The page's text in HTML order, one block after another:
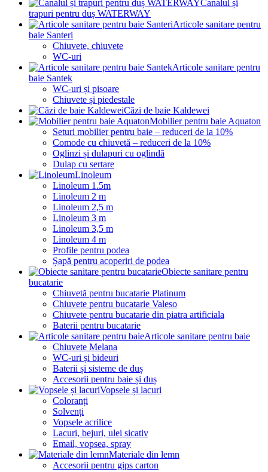
Canalul și
trapuri pentru duș WATERWAY
Articole sanitare pentru
baie Santeri
Chiuvete, chiuvete
WC-uri
Articole sanitare pentru
baie Santek
WC-uri și pisoare
Chiuvete și piedestale
Căzi de baie Kaldewei
Mobilier pentru baie Aquaton
Seturi mobilier pentru baie – reduceri de la 10%
Comode cu chiuvetă – reduceri de la 10%
Oglinzi și dulapuri cu oglindă
Dulap cu sertare
Linoleum
Linoleum 1.5m
Linoleum 2 m
Linoleum 2,5 m
Linoleum 3 m
Linoleum 3,5 m
Linoleum 4 m
Profile pentru podea
Șapă pentru acoperiri de podea
Obiecte sanitare pentru
bucatarie
Chiuvetă pentru bucatarie Platinum
Chiuvete pentru bucatarie Valeso
Chiuvete pentru bucatarie din piatra artificiala
Baterii pentru bucatarie
Articole sanitare pentru baie
Chiuvete Melana
WC-uri și bideuri
Baterii și sisteme de duș
Accesorii pentru baie și duș
Vopsele și lacuri
Coloranți
Solvenți
Vopsele acrilice
Lacuri, bejuri, ulei sicativ
Email, vopsea, spray
Materiale din lemn
Accesorii pentru gips carton